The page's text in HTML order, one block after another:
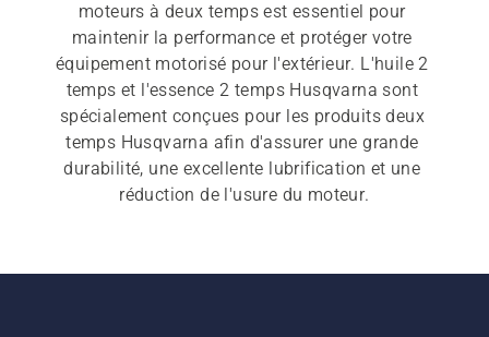
moteurs à deux temps est essentiel pour
maintenir la performance et protéger votre
équipement motorisé pour l'extérieur. L'huile 2
temps et l'essence 2 temps Husqvarna sont
spécialement conçues pour les produits deux
temps Husqvarna afin d'assurer une grande
durabilité, une excellente lubrification et une
réduction de l'usure du moteur.